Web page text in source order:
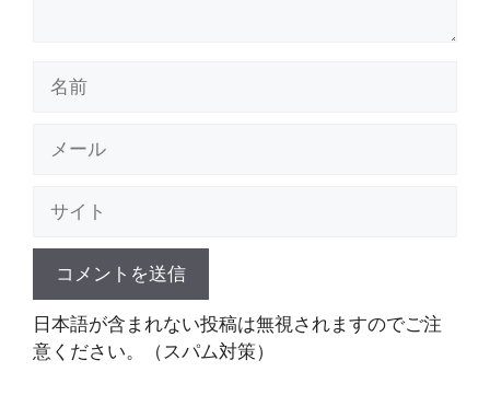
ト
日本語が含まれない投稿は無視されますのでご注
意ください。（スパム対策）